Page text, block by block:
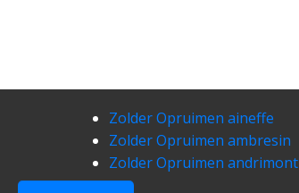
Zolder Opruimen aineffe
Zolder Opruimen ambresin
Zolder Opruimen andrimont